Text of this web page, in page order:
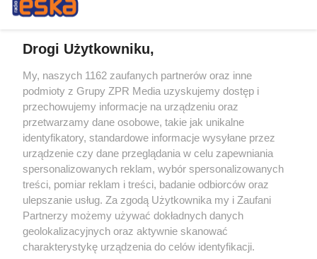
Żaden utwór zamieszczony w serwisie nie może być powielany i
rozpowszechniany lub dalej rozpowszechniany w jakikolwiek sposób (w
tym także elektroniczny lub mechaniczny) na jakimkolwiek polu
eksploatacji w jakiejkolwiek formie, włącznie z umieszczaniem w
Internecie bez pisemnej zgody właściciela praw. Jakiekolwiek użycie lub
wykorzystanie utworów w całości lub w części z naruszeniem prawa,
tzn. bez właściwej zgody, jest zabronione pod groźbą kary i może być
ścigane prawnie.
Drogi Użytkowniku,
My, naszych 1162 zaufanych partnerów oraz inne
podmioty z Grupy ZPR Media uzyskujemy dostęp i
przechowujemy informacje na urządzeniu oraz
przetwarzamy dane osobowe, takie jak unikalne
identyfikatory, standardowe informacje wysyłane przez
urządzenie czy dane przeglądania w celu zapewniania
spersonalizowanych reklam, wybór spersonalizowanych
treści, pomiar reklam i treści, badanie odbiorców oraz
ulepszanie usług. Za zgodą Użytkownika my i Zaufani
Partnerzy możemy używać dokładnych danych
geolokalizacyjnych oraz aktywnie skanować
charakterystykę urządzenia do celów identyfikacji.